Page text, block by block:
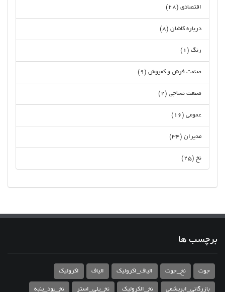
اقتصادی (28)
درباره کاشان (8)
رنگ (1)
صنعت فرش و کفپوش (9)
صنعت نساجی (2)
عمومی (16)
مدیران (34)
نخ (25)
برچسب ها
جوت نخ_جوت الیاف_اکرولیک الیاف اکرولیک
بازرگانی_ابریشمی نخ_الکرولیک نخ_پلی_استر نخ_پود_پنبه